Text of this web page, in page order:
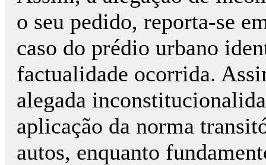
o seu pedido, reporta-se
caso do prédio urbano
factualidade ocorrida.
alegada
aplicação da norma
autos, enquanto